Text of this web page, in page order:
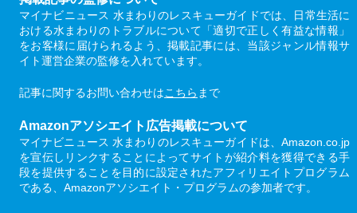
マイナビニュース 水まわりのレスキューガイドでは、日常生活に
おける水まわりのトラブルについて「適切で正しく有益な情報」
をお客様に届けられるよう、掲載記事には、当該ジャンル情報サ
イト運営企業の監修を入れています。
記事に関するお問い合わせはこちら まで
Amazonアソシエイト広告掲載について
マイナビニュース 水まわりのレスキューガイドは、Amazon.co.jp
を宣伝しリンクすることによってサイトが紹介料を獲得できる手
段を提供することを目的に設定されたアフィリエイトプログラム
である、Amazonアソシエイト・プログラムの参加者です。